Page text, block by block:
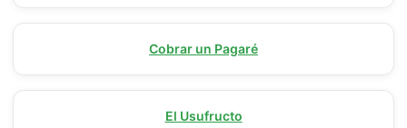
Cobrar un Pagaré
El Usufructo